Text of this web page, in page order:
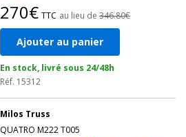
270€ TTC au lieu de 346.80€
Ajouter au panier
En stock, livré sous 24/48h
Réf. 15312
Milos Truss
QUATRO M222 T005